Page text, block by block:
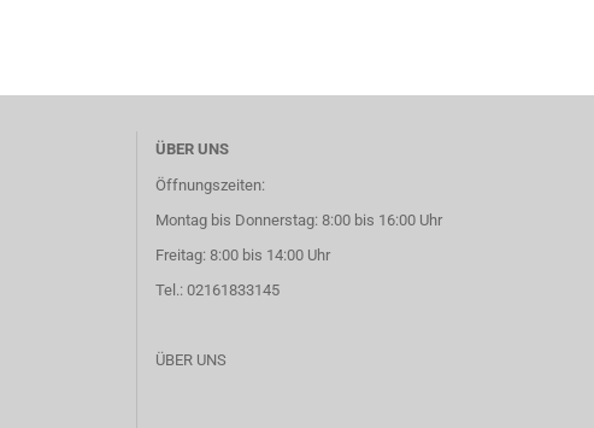
ÜBER UNS
Öffnungszeiten:
Montag bis Donnerstag: 8:00 bis 16:00 Uhr
Freitag: 8:00 bis 14:00 Uhr
Tel.: 02161833145
ÜBER UNS